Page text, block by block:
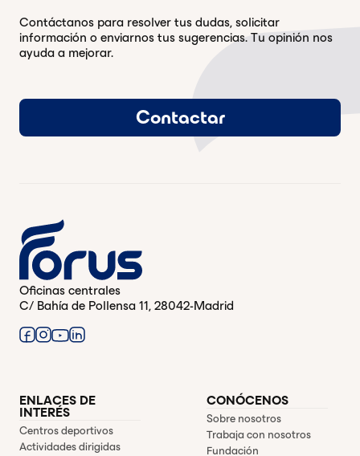
Contáctanos para resolver tus dudas, solicitar
información o enviarnos tus sugerencias. Tu opinión nos
ayuda a mejorar.
Contactar
Oficinas centrales
C/ Bahía de Pollensa 11, 28042-Madrid
ENLACES DE
INTERÉS
Centros deportivos
Actividades dirigidas
CONÓCENOS
Sobre nosotros
Trabaja con nosotros
Fundación